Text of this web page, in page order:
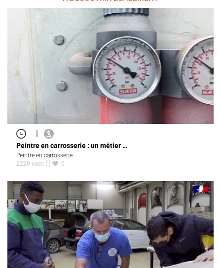
|
Peintre en carrosserie : un métier …
Peintre en carrosserie
2220 vues
0